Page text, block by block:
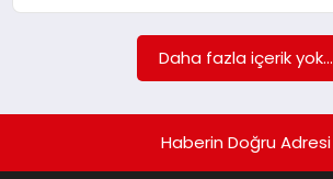
Daha fazla içerik yok...
Haberin Doğru Adresi